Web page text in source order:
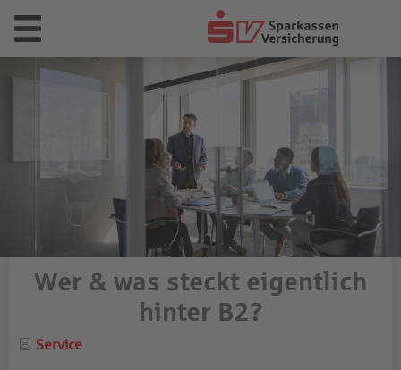
Wer & was steckt eigentlich
hinter B2?
Category
Service